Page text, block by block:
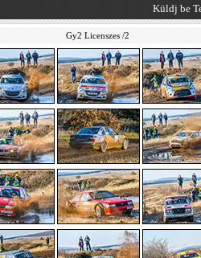
Küldj be
Gy2 Licenszes /2